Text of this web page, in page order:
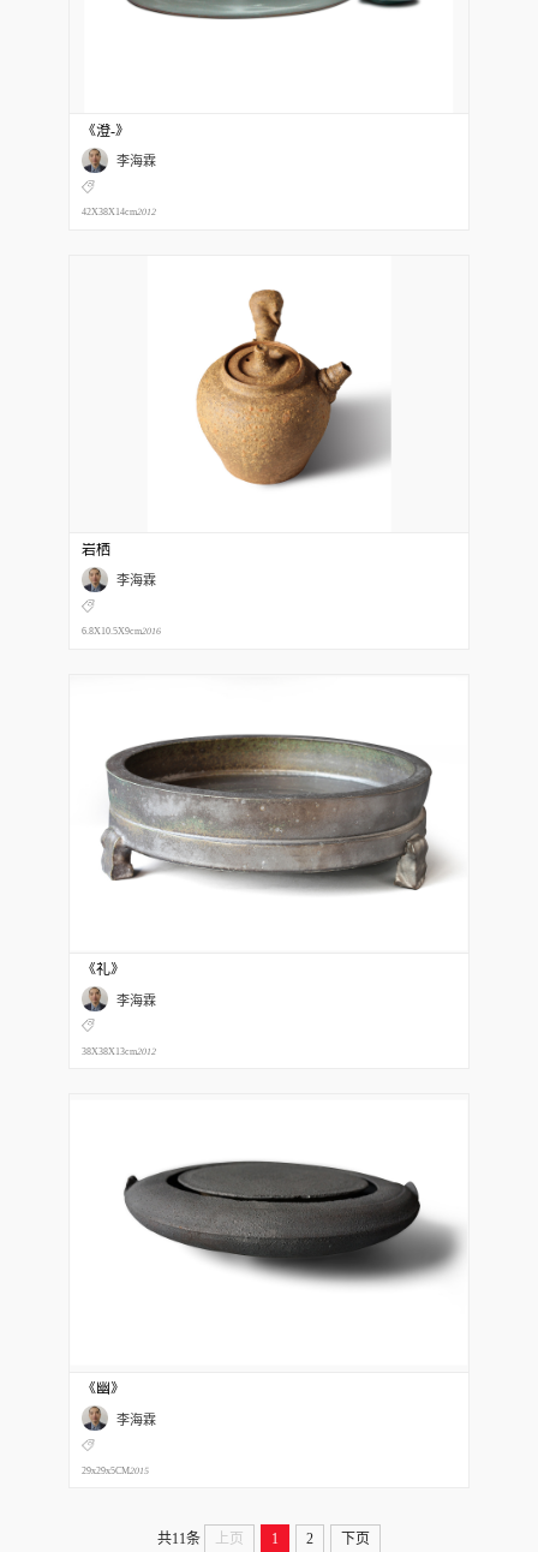
《澄-》
李海霖
42X38X14cm2012
岩栖
李海霖
6.8X10.5X9cm2016
《礼》
李海霖
38X38X13cm2012
《幽》
李海霖
29x29x5CM2015
共11条 上页 1 2 下页